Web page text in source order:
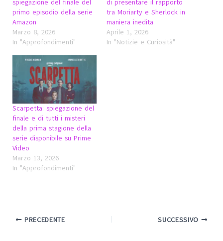
spiegazione del finale del
primo episodio della serie
Amazon
Marzo 8, 2026
In "Approfondimenti"
di presentare il rapporto
tra Moriarty e Sherlock in
maniera inedita
Aprile 1, 2026
In "Notizie e Curiosità"
Scarpetta: spiegazione del
finale e di tutti i misteri
della prima stagione della
serie disponibile su Prime
Video
Marzo 13, 2026
In "Approfondimenti"
PRECEDENTE SUCCESSIVO